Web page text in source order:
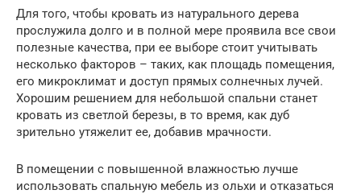
Для того, чтобы кровать из натурального дерева
прослужила долго и в полной мере проявила все свои
полезные качества, при ее выборе стоит учитывать
несколько факторов – таких, как площадь помещения,
его микроклимат и доступ прямых солнечных лучей.
Хорошим решением для небольшой спальни станет
кровать из светлой березы, в то время, как дуб
зрительно утяжелит ее, добавив мрачности.
В помещении с повышенной влажностью лучше
использовать спальную мебель из ольхи и отказаться